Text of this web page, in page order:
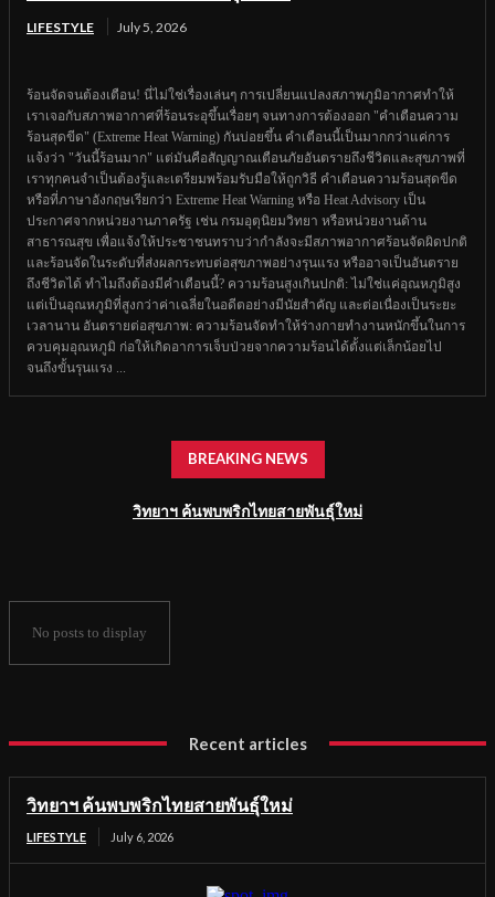
LIFESTYLE July 5, 2026
ร้อนจัดจนต้องเตือน! นี่ไม่ใช่เรื่องเล่นๆ การเปลี่ยนแปลงสภาพภูมิอากาศทำให้
เราเจอกับสภาพอากาศที่ร้อนระอุขึ้นเรื่อยๆ จนทางการต้องออก "คำเตือนความ
ร้อนสุดขีด" (Extreme Heat Warning) กันบ่อยขึ้น คำเตือนนี้เป็นมากกว่าแค่การ
แจ้งว่า "วันนี้ร้อนมาก" แต่มันคือสัญญาณเตือนภัยอันตรายถึงชีวิตและสุขภาพที่
เราทุกคนจำเป็นต้องรู้และเตรียมพร้อมรับมือให้ถูกวิธี คำเตือนความร้อนสุดขีด
หรือที่ภาษาอังกฤษเรียกว่า Extreme Heat Warning หรือ Heat Advisory เป็น
ประกาศจากหน่วยงานภาครัฐ เช่น กรมอุตุนิยมวิทยา หรือหน่วยงานด้าน
สาธารณสุข เพื่อแจ้งให้ประชาชนทราบว่ากำลังจะมีสภาพอากาศร้อนจัดผิดปกติ
และร้อนจัดในระดับที่ส่งผลกระทบต่อสุขภาพอย่างรุนแรง หรืออาจเป็นอันตราย
ถึงชีวิตได้ ทำไมถึงต้องมีคำเตือนนี้? ความร้อนสูงเกินปกติ: ไม่ใช่แค่อุณหภูมิสูง
แต่เป็นอุณหภูมิที่สูงกว่าค่าเฉลี่ยในอดีตอย่างมีนัยสำคัญ และต่อเนื่องเป็นระยะ
เวลานาน อันตรายต่อสุขภาพ: ความร้อนจัดทำให้ร่างกายทำงานหนักขึ้นในการ
ควบคุมอุณหภูมิ ก่อให้เกิดอาการเจ็บป่วยจากความร้อนได้ตั้งแต่เล็กน้อยไป
จนถึงขั้นรุนแรง ...
BREAKING NEWS
วิทยาฯ ค้นพบพริกไทยสายพันธุ์ใหม่
No posts to display
Recent articles
วิทยาฯ ค้นพบพริกไทยสายพันธุ์ใหม่
LIFESTYLE July 6, 2026